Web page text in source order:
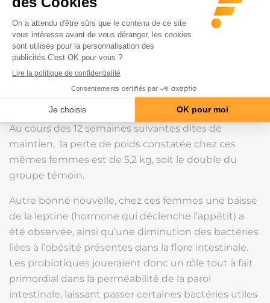
intestinale.
125 hommes et femmes ont suivi un régime de 12
semaines dont un seul groupe a reçu en même
temps des probiotiques. Chez les femmes ayant
reçu les probiotiques la perte de poids a été de 4,4
kg en moyenne, contre 2,6kg pour le groupe
Au cours des 12 semaines suivantes dites de
maintien, la perte de poids constatée chez ces
mêmes femmes est de 5,2 kg, soit le double du
groupe témoin.
Autre bonne nouvelle, chez ces femmes une baisse
de la leptine (hormone qui déclenche l’appétit) a
été observée, ainsi qu’une diminution des bactéries
liées à l’obésité présentes dans la flore intestinale.
Les probiotiques joueraient donc un rôle tout à fait
primordial dans la perméabilité de la paroi
intestinale, laissant passer certaines bactéries utiles